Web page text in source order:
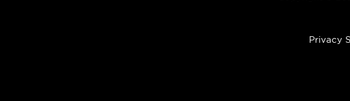
Privacy